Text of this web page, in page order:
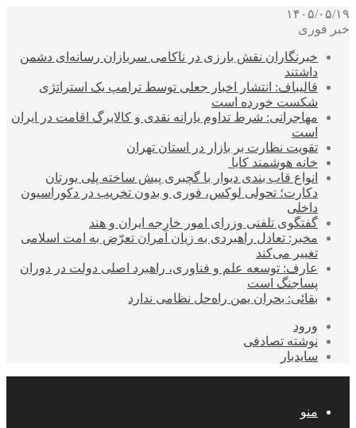
۱۴۰۵/۰۵/۱۹
خبر فوری
خبرنگاران نقش بارزی در ناکامی سربازان رسانه‌ای دشمن
داشتند
قالیباف: انتشار اخبار جعلی توسط ترامپ یک استراتژی
شکست خورده است
مهاجرانی: شرط تداوم یارانه نقدی و کالابرگ اقامت در ایران
است
تقویت نظارت بر بازار در استان تهران
خانه هوشمند کایا
انواع قاب بندی دیوار با گچبری پیش ساخته پلی یورتان
دکارت؛ تحولی لوکس، فوری و بدون تخریب در دکوراسیون
داخلی
گفتگوی تلفنی وزرای امور خارجه ایران و هند
مخبر: تعادل راهبردی به زیان آمران تعرّض به امت اسلامی
تغییر می‌کند
عارف: توسعه علم و فناوری، راهبرد اصلی دولت در دوران
پساجنگ است
بقائی: بحران یمن راه‌حل نظامی ندارد
ورود
نوشته تصادفی
سایدبار
منو